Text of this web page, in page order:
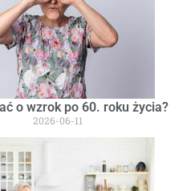
o wzrok po 60. roku życia?
2026-06-11